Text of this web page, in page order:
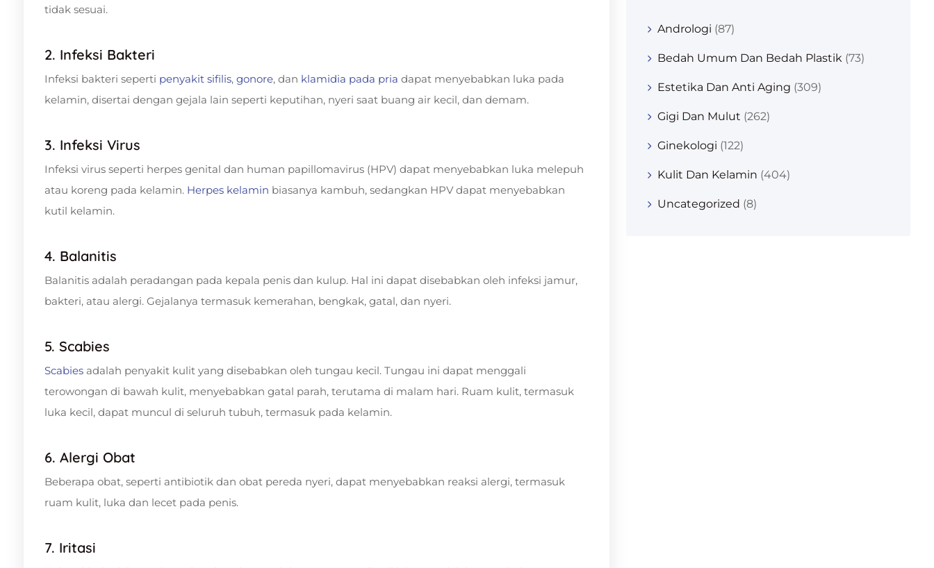
tidak sesuai.
2. Infeksi Bakteri
Infeksi bakteri seperti penyakit sifilis, gonore, dan klamidia pada pria dapat menyebabkan luka pada
kelamin, disertai dengan gejala lain seperti keputihan, nyeri saat buang air kecil, dan demam.
3. Infeksi Virus
Infeksi virus seperti herpes genital dan human papillomavirus (HPV) dapat menyebabkan luka melepuh
atau koreng pada kelamin. Herpes kelamin biasanya kambuh, sedangkan HPV dapat menyebabkan
kutil kelamin.
4. Balanitis
Balanitis adalah peradangan pada kepala penis dan kulup. Hal ini dapat disebabkan oleh infeksi jamur,
bakteri, atau alergi. Gejalanya termasuk kemerahan, bengkak, gatal, dan nyeri.
5. Scabies
Scabies adalah penyakit kulit yang disebabkan oleh tungau kecil. Tungau ini dapat menggali
terowongan di bawah kulit, menyebabkan gatal parah, terutama di malam hari. Ruam kulit, termasuk
luka kecil, dapat muncul di seluruh tubuh, termasuk pada kelamin.
6. Alergi Obat
Beberapa obat, seperti antibiotik dan obat pereda nyeri, dapat menyebabkan reaksi alergi, termasuk
ruam kulit, luka dan lecet pada penis.
7. Iritasi
Andrologi (87)
Bedah Umum Dan Bedah Plastik (73)
Estetika Dan Anti Aging (309)
Gigi Dan Mulut (262)
Ginekologi (122)
Kulit Dan Kelamin (404)
Uncategorized (8)